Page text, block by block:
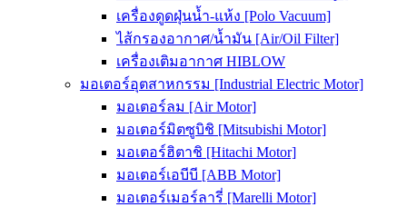
เครื่องดูดฝุ่นน้ำ-แห้ง [Polo Vacuum]
ไส้กรองอากาศ/น้ำมัน [Air/Oil Filter]
เครื่องเติมอากาศ HIBLOW
มอเตอร์อุตสาหกรรม [Industrial Electric Motor]
มอเตอร์ลม [Air Motor]
มอเตอร์มิตซูบิชิ [Mitsubishi Motor]
มอเตอร์ฮิตาชิ [Hitachi Motor]
มอเตอร์เอบีบี [ABB Motor]
มอเตอร์เมอร์ลารี่ [Marelli Motor]